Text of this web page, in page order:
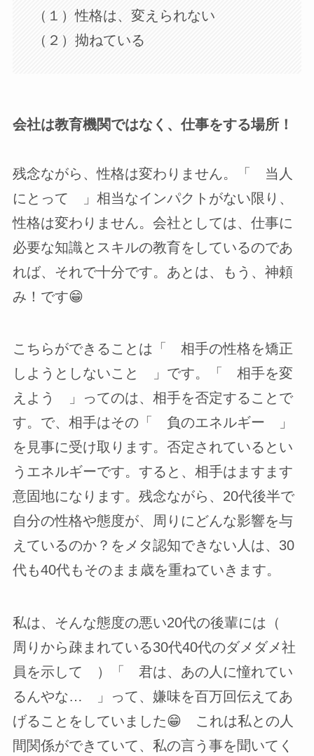
（１）性格は、変えられない
（２）拗ねている
会社は教育機関ではなく、仕事をする場所！
残念ながら、性格は変わりません。「 当人
にとって 」相当なインパクトがない限り、
性格は変わりません。会社としては、仕事に
必要な知識とスキルの教育をしているのであ
れば、それで十分です。あとは、もう、神頼
み！です😁
こちらができることは「 相手の性格を矯正
しようとしないこと 」です。「 相手を変
えよう 」ってのは、相手を否定することで
す。で、相手はその「 負のエネルギー 」
を見事に受け取ります。否定されているとい
うエネルギーです。すると、相手はますます
意固地になります。残念ながら、20代後半で
自分の性格や態度が、周りにどんな影響を与
えているのか？をメタ認知できない人は、30
代も40代もそのまま歳を重ねていきます。
私は、そんな態度の悪い20代の後輩には（
周りから疎まれている30代40代のダメダメ社
員を示して ）「 君は、あの人に憧れてい
るんやな… 」って、嫌味を百万回伝えてあ
げることをしていました😁 これは私との人
間関係ができていて、私の言う事を聞いてく